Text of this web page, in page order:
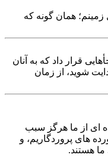
همان گونه که
قرار داد که به آنان
شوید، از زمان
از ما هرگز سبب
پروردگاریم، و
هستند.